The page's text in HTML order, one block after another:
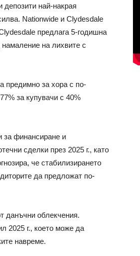
най-накрая
Nationwide и Clydesdale
предлага 5-годишна
на лихвите с
предимно за хора с по-
за купувачи с 40%
за финансиране и
сделки през 2025 г., като
че стабилизирането
да предложат по-
данъчни облекчения.
2025 г., което може да
навреме.